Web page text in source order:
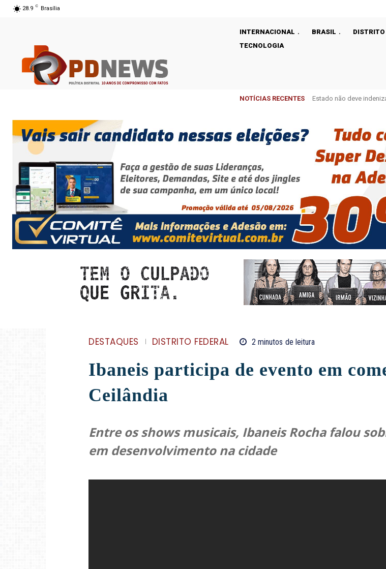
28.9 C Brasília
INTERNACIONAL BRASIL DISTRITO
TECNOLOGIA
NOTÍCIAS RECENTES Estado não deve
DESTAQUES DISTRITO FEDERAL 2 minutos de leitura
Ibaneis participa de evento em
Ceilândia
Entre os shows musicais, Ibaneis Rocha falou
em desenvolvimento na cidade